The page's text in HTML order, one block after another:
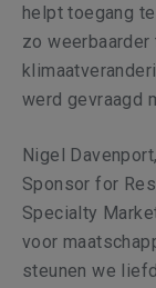
helpt toegang
zo weerbaarder
werd gevraagd
Nigel
Sponsor for
Specialty
voor
steunen we